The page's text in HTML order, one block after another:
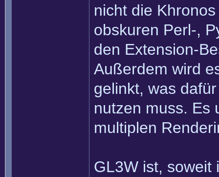
nicht die
obskuren Perl-,
den Extension-
Außerdem wird
gelinkt, was
nutzen muss. Es
multiplen
GL3W ist, soweit